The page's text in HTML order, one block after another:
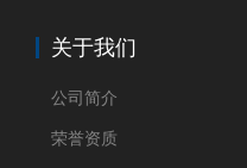
关于我们
公司简介
荣誉资质